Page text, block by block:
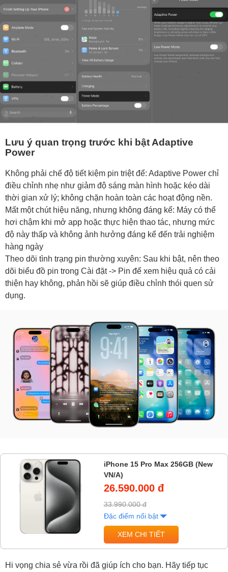
Lưu ý quan trọng trước khi bật Adaptive
Power
Không phải chế độ tiết kiệm pin triệt để: Adaptive Power chỉ
điều chỉnh nhẹ như giảm độ sáng màn hình hoặc kéo dài
thời gian xử lý; không chặn hoàn toàn các hoạt động nền.
Mất một chút hiệu năng, nhưng không đáng kể: Máy có thể
hơi chậm khi mở app hoặc thực hiện thao tác, nhưng mức
độ này thấp và không ảnh hưởng đáng kể đến trải nghiệm
hàng ngày
Theo dõi tình trạng pin thường xuyên: Sau khi bật, nên theo
dõi biểu đồ pin trong Cài đặt -> Pin để xem hiệu quả có cải
thiện hay không, phản hồi sẽ giúp điều chỉnh thói quen sử
dụng.
iPhone 15 Pro Max 256GB (New
VN/A)
26.590.000 đ
33.990.000 đ
Đặc điểm nổi bật
XEM CHI TIẾT
Hi vọng chia sẻ vừa rồi đã giúp ích cho bạn. Hãy tiếp tục